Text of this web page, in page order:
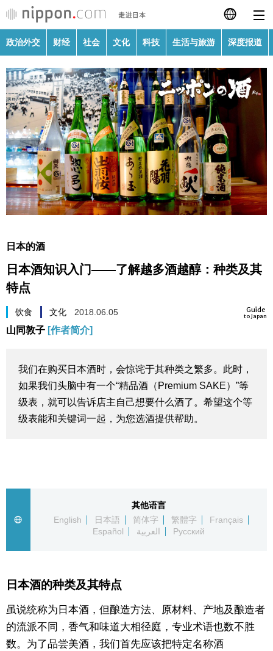
日本語
English
繁體字
Français
Español
العربية
政治外交
财经
社会
生活与旅游
深度报道
新闻
编辑部通知
SNS
政治外交 财经 社会 文化 科技 生活与旅游 深度报道
日本的酒
日本酒知识入门——了解越多酒越醇：种类及其
特点
Guide
to Japan
饮食 文化 2018.06.05
山同敦子 [作者简介]
我们在购买日本酒时，会惊诧于其种类之繁多。此时，
如果我们头脑中有一个“精品酒（Premium SAKE）”等
级表，就可以告诉店主自己想要什么酒了。希望这个等
级表能和关键词一起，为您选酒提供帮助。
其他语言
English
日本語 简体字 繁體字
Français
Español
العربية Русский
日本酒的种类及其特点
虽说统称为日本酒，但酿造方法、原材料、产地及酿造者
的流派不同，香气和味道大相径庭，专业术语也数不胜
数。为了品尝美酒，我们首先应该把特定名称酒